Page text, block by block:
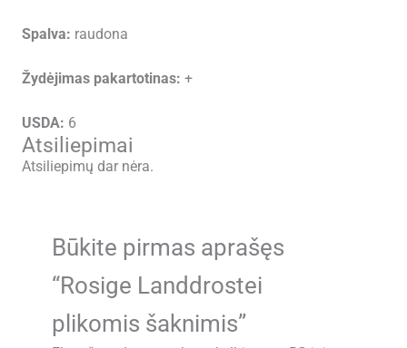
Spalva: raudona
Žydėjimas pakartotinas: +
USDA: 6
Atsiliepimai
Atsiliepimų dar nėra.
Būkite pirmas aprašęs
“Rosige Landdrostei
plikomis šaknimis”